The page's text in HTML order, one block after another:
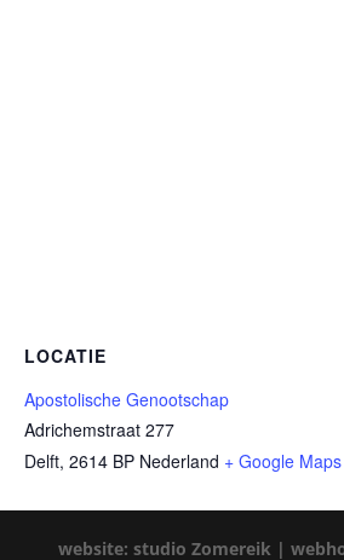
LOCATIE
Apostolische Genootschap
Adrichemstraat 277
Delft, 2614 BP Nederland + Google Maps
website: studio Zomereik |